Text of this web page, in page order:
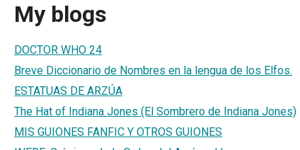
My blogs
DOCTOR WHO 24
Breve Diccionario de Nombres en la lengua de los Elfos.
ESTATUAS DE ARZÚA
The Hat of Indiana Jones (El Sombrero de Indiana Jones)
MIS GUIONES FANFIC Y OTROS GUIONES